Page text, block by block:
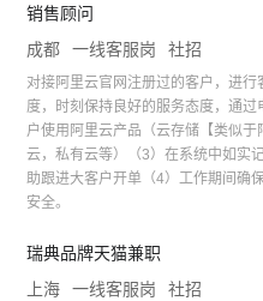
销售顾问
成都
一线客服岗 社招
对接阿里云官网注册过的客户，进
度，时刻保持良好的服务态度，通
户使用阿里云产品（云存储【类似
云，私有云等）（3）在系统中如实
助跟进大客户开单（4）工作期间确
安全。
瑞典品牌天猫兼职
上海
一线客服岗 社招